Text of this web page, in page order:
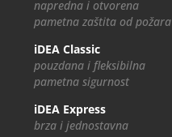
napredna i otvorena
pametna zaštita od požara
iDEA Classic
pouzdana i fleksibilna
pametna sigurnost
iDEA Express
brza i jednostavna